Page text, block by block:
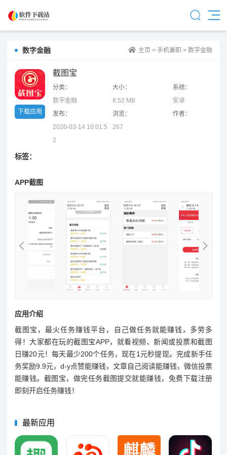
数字金融 主页 > 手机兼职 > 数字金融
下载应用
截图宝
分类：
数字金融
大小：
8.52 MB
系统：
安卓
发布：
2020-03-14 10:01:5
2
浏览：
267
作者：
标签：
APP截图
应用介绍
截图宝，最火任务赚钱平台，自己做任务就能赚钱，多劳多
得！大家都在玩的截图宝APP，就看视频、新闻或投票和截图
日赚20元！每天最少200个任务，现在1元秒提现。完成新手任
务奖励9.9元，d-y点赞能赚钱，文章自己阅读能赚钱，微信投票
能赚钱。截图宝，做完任务截图提交就能赚钱，免费下载注册
即刻开启任务赚钱！
最新应用